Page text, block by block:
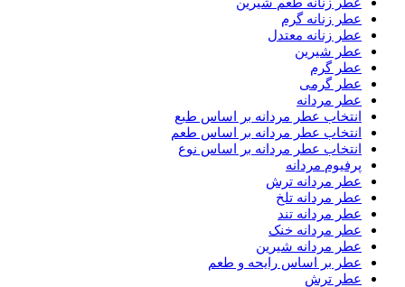
عطر زنانه گرم
عطر زنانه معتدل
عطر شیرین
عطر گرم
عطر گرمی
عطر مردانه
انتخاب عطر مردانه بر اساس طبع
انتخاب عطر مردانه بر اساس طعم
انتخاب عطر مردانه بر اساس نوع
پرفیوم مردانه
عطر مردانه ترش
عطر مردانه تلخ
عطر مردانه تند
عطر مردانه خنک
عطر مردانه شیرین
عطر بر اساس رایحه و طعم
عطر ترش